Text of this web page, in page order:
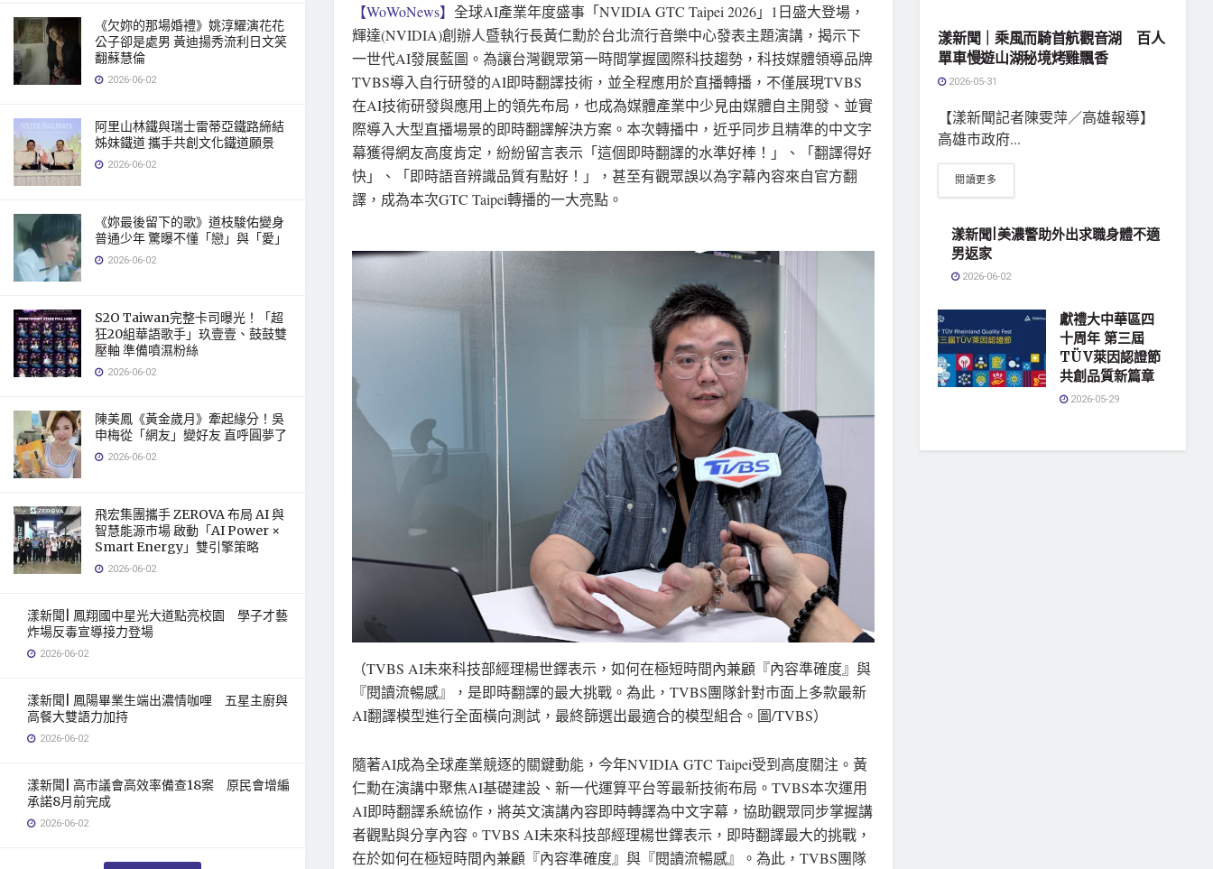
《欠妳的那場婚禮》姚淳耀演花花
公子卻是處男 黃迪揚秀流利日文笑
翻蘇慧倫
2026-06-02
阿里山林鐵與瑞士雷蒂亞鐵路締結
姊妹鐵道 攜手共創文化鐵道願景
2026-06-02
《妳最後留下的歌》道枝駿佑變身
普通少年 驚曝不懂「戀」與「愛」
2026-06-02
S2O Taiwan完整卡司曝光！「超
狂20組華語歌手」玖壹壹、鼓鼓雙
壓軸 準備噴濕粉絲
2026-06-02
陳美鳳《黃金歲月》牽起緣分！吳
申梅從「網友」變好友 直呼圓夢了
2026-06-02
飛宏集團攜手 ZEROVA 布局 AI 與
智慧能源市場 啟動「AI Power ×
Smart Energy」雙引擎策略
2026-06-02
漾新聞| 鳳翔國中星光大道點亮校園 學子才藝
炸場反毒宣導接力登場
2026-06-02
漾新聞| 鳳陽畢業生端出濃情咖哩 五星主廚與
高餐大雙語力加持
2026-06-02
漾新聞| 高市議會高效率備查18案 原民會增編
承諾8月前完成
2026-06-02
【WoWoNews】 全球AI產業年度盛事「NVIDIA GTC Taipei 2026」1日盛大登場，
輝達(NVIDIA)創辦人暨執行長黃仁勳於台北流行音樂中心發表主題演講，揭示下
一世代AI發展藍圖。為讓台灣觀眾第一時間掌握國際科技趨勢，科技媒體領導品牌
TVBS導入自行研發的AI即時翻譯技術，並全程應用於直播轉播，不僅展現TVBS
在AI技術研發與應用上的領先布局，也成為媒體產業中少見由媒體自主開發、並實
際導入大型直播場景的即時翻譯解決方案。本次轉播中，近乎同步且精準的中文字
幕獲得網友高度肯定，紛紛留言表示「這個即時翻譯的水準好棒！」、「翻譯得好
快」、「即時語音辨識品質有點好！」，甚至有觀眾誤以為字幕內容來自官方翻
譯，成為本次GTC Taipei轉播的一大亮點。
（TVBS AI未來科技部經理楊世鐸表示，如何在極短時間內兼顧『內容準確度』與
『閱讀流暢感』，是即時翻譯的最大挑戰。為此，TVBS團隊針對市面上多款最新
AI翻譯模型進行全面橫向測試，最終篩選出最適合的模型組合。圖/TVBS）
隨著AI成為全球產業競逐的關鍵動能，今年NVIDIA GTC Taipei受到高度關注。黃
仁勳在演講中聚焦AI基礎建設、新一代運算平台等最新技術布局。TVBS本次運用
AI即時翻譯系統協作，將英文演講內容即時轉譯為中文字幕，協助觀眾同步掌握講
者觀點與分享內容。TVBS AI未來科技部經理楊世鐸表示，即時翻譯最大的挑戰，
在於如何在極短時間內兼顧『內容準確度』與『閱讀流暢感』。為此，TVBS團隊
漾新聞｜乘風而騎首航觀音湖 百人
單車慢遊山湖秘境烤雞飄香
2026-05-31
【漾新聞記者陳雯萍／高雄報導】
高雄市政府...
閱讀更多
漾新聞|美濃警助外出求職身體不適
男返家
2026-06-02
獻禮大中華區四
十周年 第三屆
TÜV萊因認證節
共創品質新篇章
2026-05-29